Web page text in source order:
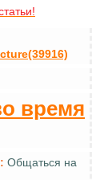
время
Общаться на